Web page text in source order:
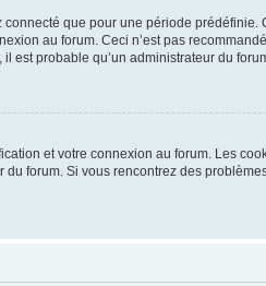
que pour une période prédéfinie.
au forum. Ceci n’est pas
est probable qu’un administrateur du
et votre connexion au forum. Les
forum. Si vous rencontrez des